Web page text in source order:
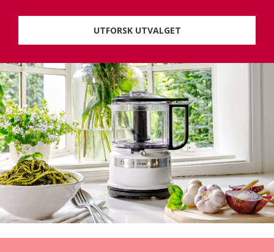
UTFORSK UTVALGET